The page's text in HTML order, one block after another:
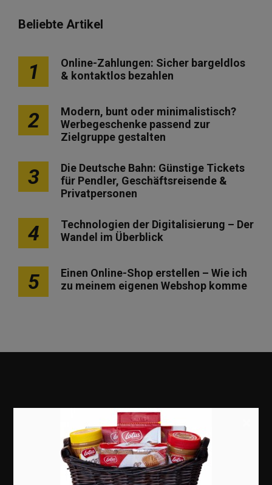
Beliebte Artikel
1
Online-Zahlungen: Sicher bargeldlos
& kontaktlos bezahlen
2
Modern, bunt oder minimalistisch?
Werbegeschenke passend zur
Zielgruppe gestalten
3
Die Deutsche Bahn: Günstige Tickets
für Pendler, Geschäftsreisende &
Privatpersonen
4
Technologien der Digitalisierung – Der
Wandel im Überblick
5
Einen Online-Shop erstellen – Wie ich
zu meinem eigenen Webshop komme
Erfolgsgeschichten